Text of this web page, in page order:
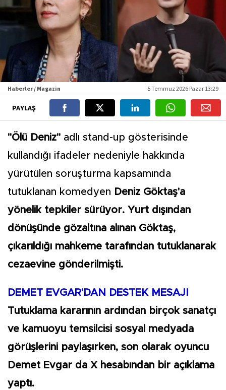
Haberler / Magazin 5 Temmuz 2026 Pazar 13:29
PAYLAŞ
"Ölü Deniz" adlı stand-up gösterisinde
kullandığı ifadeler nedeniyle hakkında
yürütülen soruşturma kapsamında
tutuklanan komedyen Deniz Göktaş'a
yönelik tepkiler sürüyor. Yurt dışından
dönüşünde gözaltına alınan Göktaş,
çıkarıldığı mahkeme tarafından tutuklanarak
cezaevine gönderilmişti.
DEMET EVGAR'DAN DESTEK MESAJI
Tutuklama kararının ardından birçok sanatçı
ve kamuoyu temsilcisi sosyal medyada
görüşlerini paylaşırken, son olarak oyuncu
Demet Evgar da X hesabından bir açıklama
yaptı.